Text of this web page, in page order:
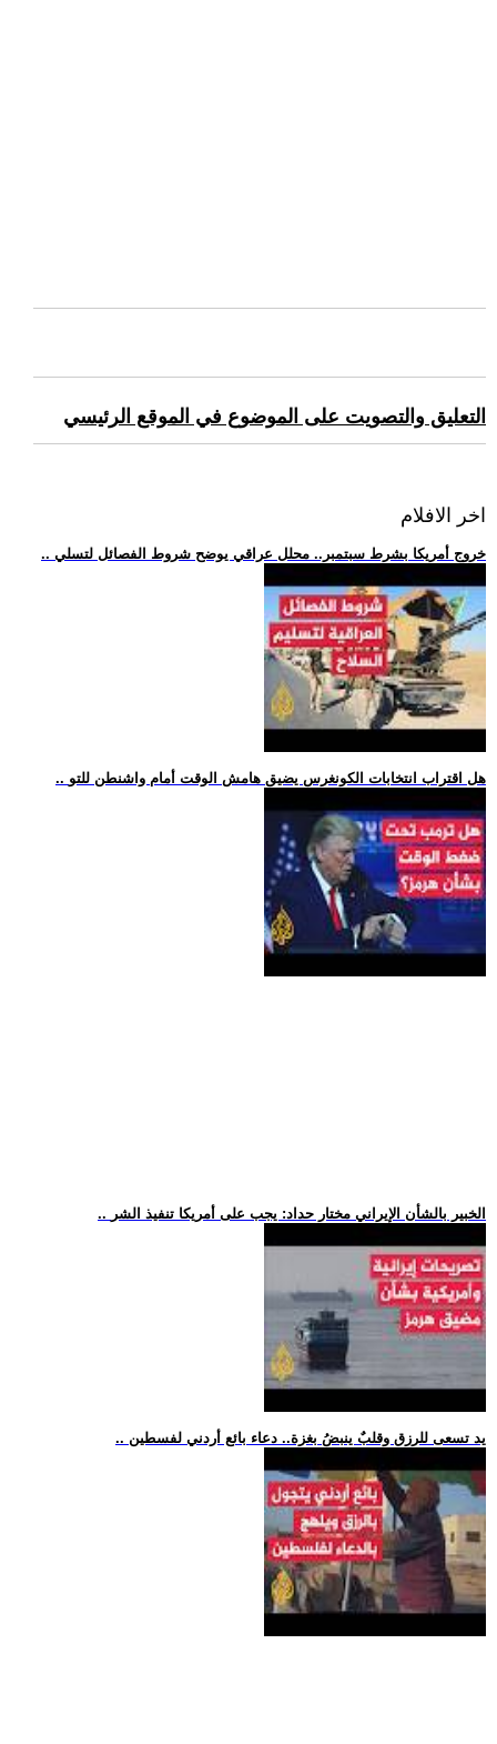
التعليق والتصويت على الموضوع في الموقع الرئيسي
اخر الافلام
.. خروج أمريكا بشرط سبتمبر.. محلل عراقي يوضح شروط الفصائل لتسلي
.. هل اقتراب انتخابات الكونغرس يضيق هامش الوقت أمام واشنطن للتو
.. الخبير بالشأن الإيراني مختار حداد: يجب على أمريكا تنفيذ الشر
.. يد تسعى للرزق وقلبٌ ينبضُ بغزة.. دعاء بائع أردني لفسطين